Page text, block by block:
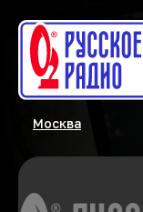
Москва